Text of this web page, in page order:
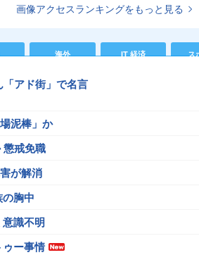
画像アクセスランキングをもっと見る
海外 IT 経済 ス
アド街」で名言
泥棒」か
懲戒免職
が解消
胸中
識不明
ー事情